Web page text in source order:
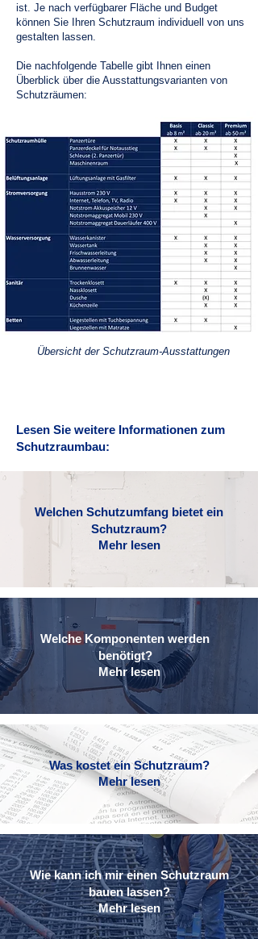
ist. Je nach verfügbarer Fläche und Budget
können Sie Ihren Schutzraum individuell von uns
gestalten lassen.
Die nachfolgende Tabelle gibt Ihnen einen
Überblick über die Ausstattungsvarianten von
Schutzräumen:
Übersicht der Schutzraum-Ausstattungen
Lesen Sie weitere Informationen zum
Schutzraumbau:
Welchen Schutzumfang bietet ein
Schutzraum?
Mehr lesen
Welche Komponenten werden
benötigt?
Mehr lesen
Was kostet ein Schutzraum?
Mehr lesen
Wie kann ich mir einen Schutzraum
bauen lassen?
Mehr lesen